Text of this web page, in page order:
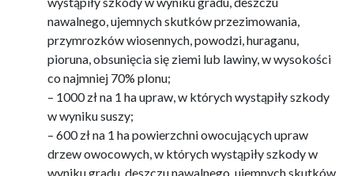
nawalnego, ujemnych skutków przezimowania,
przymrozków wiosennych, powodzi, huraganu,
pioruna, obsunięcia się ziemi lub lawiny, w wysokości
co najmniej 70% plonu;
– 1000 zł na 1 ha upraw, w których wystąpiły szkody
w wyniku suszy;
– 600 zł na 1 ha powierzchni owocujących upraw
drzew owocowych, w których wystąpiły szkody w
wyniku gradu, deszczu nawalnego, ujemnych skutków